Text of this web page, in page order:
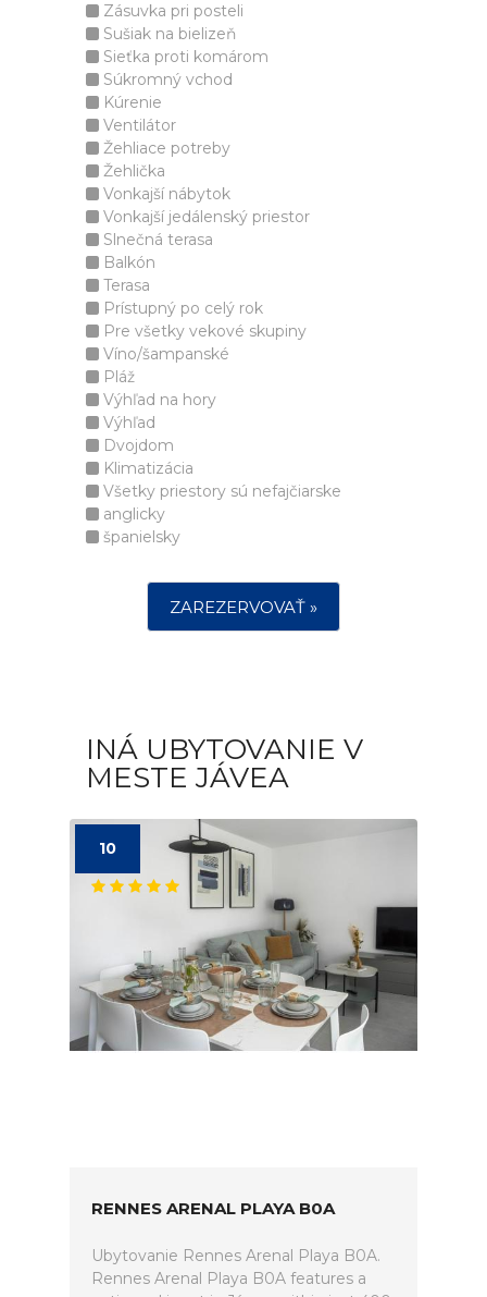
Zásuvka pri posteli
Sušiak na bielizeň
Sieťka proti komárom
Súkromný vchod
Kúrenie
Ventilátor
Žehliace potreby
Žehlička
Vonkajší nábytok
Vonkajší jedálenský priestor
Slnečná terasa
Balkón
Terasa
Prístupný po celý rok
Pre všetky vekové skupiny
Víno/šampanské
Pláž
Výhľad na hory
Výhľad
Dvojdom
Klimatizácia
Všetky priestory sú nefajčiarske
anglicky
španielsky
ZAREZERVOVAŤ »
INÁ UBYTOVANIE V
MESTE JÁVEA
10
RENNES ARENAL PLAYA B0A
Ubytovanie Rennes Arenal Playa B0A.
Rennes Arenal Playa B0A features a